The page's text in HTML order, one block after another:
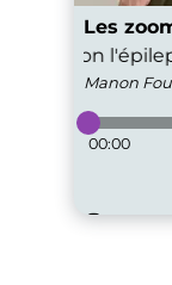
Les
t-on
Manon
00:00